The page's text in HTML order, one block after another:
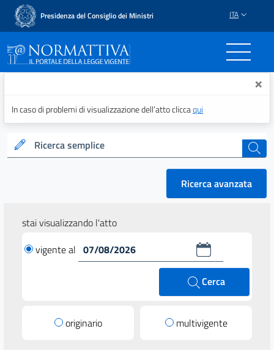
Presidenza del Consiglio dei Ministri ITA
Normattiva - Il portale ×
In caso di problemi di visualizzazione dell’atto cliccaqui
Ricerca semplice cerca
Ricerca avanzata
stai visualizzando l'atto
vigente al
Cerca
originario multivigente